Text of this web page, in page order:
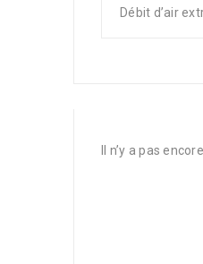
Débit d’air
Il n’y a pas